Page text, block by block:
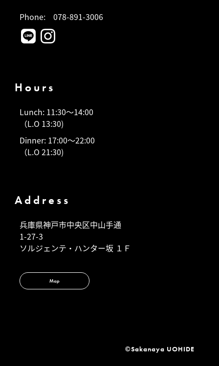
Phone: 078-891-3006
Hours
Lunch: 11:30～14:00
（L.O 13:30)
Dinner: 17:00～22:00
（L.O 21:30)
Address
兵庫県神戸市中央区中山手通
1-27-3
ソルジェンテ・ハンター坂 １Ｆ
Map
©️Sakanaya UOHIDE